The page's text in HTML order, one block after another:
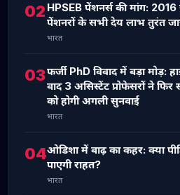
02 HPSEB पेंशनर्स की मांग:
पेंशनरों के सभी देय लाभ तुरंत
भारत
03फर्जी PhD विवाद में बड़ा मोड़:
बाद 3 असिस्टेंट प्रोफेसरों ने
को होगी अगली सुनवाई
भारत
04ओडिशा में बाढ़ का कहर: क्या
पाएगी राहत?
भारत